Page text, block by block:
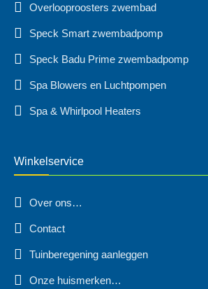
Overlooproosters zwembad
Speck Smart zwembadpomp
Speck Badu Prime zwembadpomp
Spa Blowers en Luchtpompen
Spa & Whirlpool Heaters
Winkelservice
Over ons…
Contact
Tuinberegening aanleggen
Onze huismerken…